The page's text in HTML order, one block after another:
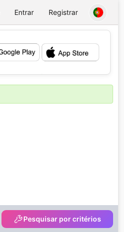
Entrar Registrar
💕
Pesquisar por critérios